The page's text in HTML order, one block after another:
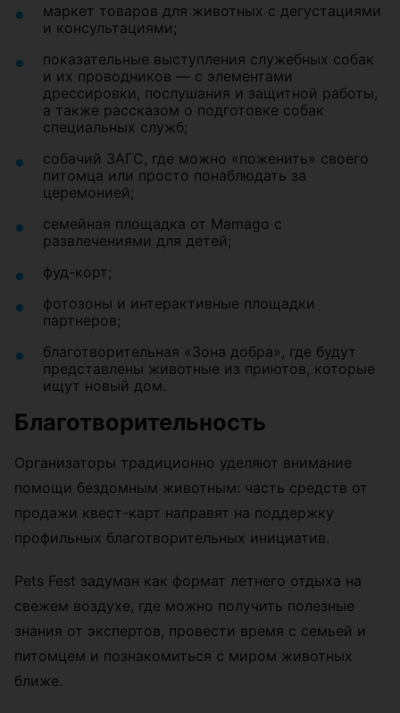
маркет товаров для животных с дегустациями
и консультациями;
показательные выступления служебных собак
и их проводников — с элементами
дрессировки, послушания и защитной работы,
а также рассказом о подготовке собак
специальных служб;
собачий ЗАГС, где можно «поженить» своего
питомца или просто понаблюдать за
церемонией;
семейная площадка от Mamago с
развлечениями для детей;
фуд-корт;
фотозоны и интерактивные площадки
партнеров;
благотворительная «Зона добра», где будут
представлены животные из приютов, которые
ищут новый дом.
Благотворительность
Организаторы традиционно уделяют внимание
помощи бездомным животным: часть средств от
продажи квест-карт направят на поддержку
профильных благотворительных инициатив.
Pets Fest задуман как формат летнего отдыха на
свежем воздухе, где можно получить полезные
знания от экспертов, провести время с семьей и
питомцем и познакомиться с миром животных
ближе.